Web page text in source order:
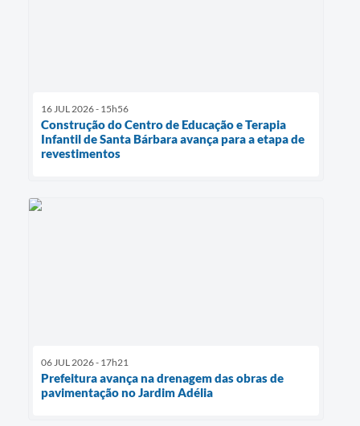
16 JUL 2026 - 15h56
Construção do Centro de Educação e Terapia
Infantil de Santa Bárbara avança para a etapa de
revestimentos
06 JUL 2026 - 17h21
Prefeitura avança na drenagem das obras de
pavimentação no Jardim Adélia